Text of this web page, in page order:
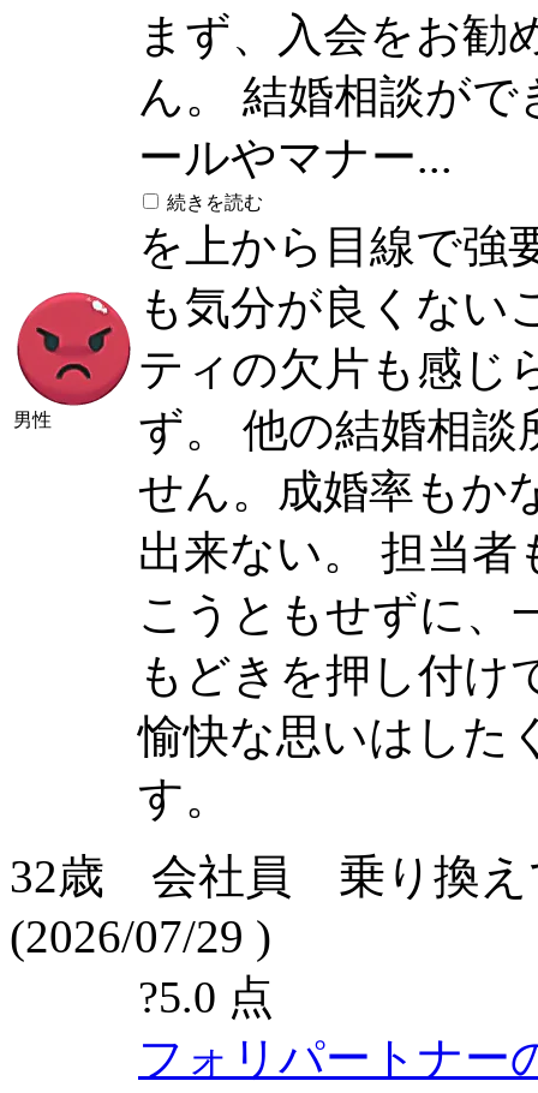
男性
まず、入会をお勧
ん。 結婚相談が
ールやマナー...
続きを読む
を上から目線で強
も気分が良くない
ティの欠片も感じ
ず。 他の結婚相
せん。成婚率もか
出来ない。 担当
こうともせずに、
もどきを押し付け
愉快な思いはした
す。
32歳 会社員 乗り換え
(2026/07/29 )
?5.0 点
フォリパートナー